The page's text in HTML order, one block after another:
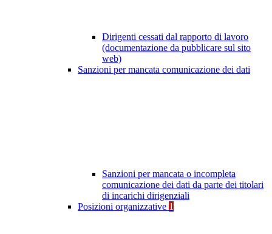
Dirigenti cessati dal rapporto di lavoro
(documentazione da pubblicare sul sito
web)
Sanzioni per mancata comunicazione dei dati
Sanzioni per mancata o incompleta
comunicazione dei dati da parte dei titolari
di incarichi dirigenziali
Posizioni organizzative 1